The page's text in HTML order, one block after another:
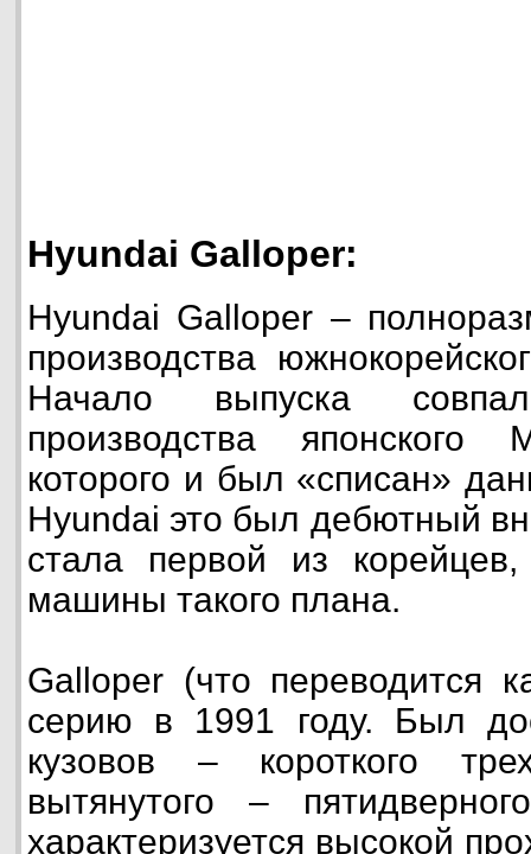
Hyundai Galloper:
Hyundai Galloper –
производства
Начало выпуска
производства
которого и был «списан»
Hyundai это был дебютный
стала первой из
машины такого плана.
Galloper (что переводится
серию в 1991 году. Был
кузовов – короткого
вытянутого –
характеризуется высокой